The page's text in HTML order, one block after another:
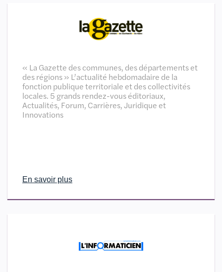
« La Gazette des communes, des départements et
des régions » L’actualité hebdomadaire de la
fonction publique territoriale et des collectivités
locales. 5 grands rendez-vous éditoriaux,
Actualités, Forum, Carrières, Juridique et
Innovations
En savoir plus